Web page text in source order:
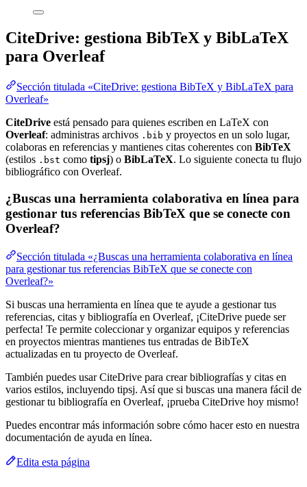
CiteDrive: gestiona BibTeX y BibLaTeX
para Overleaf
Sección titulada «CiteDrive: gestiona BibTeX y BibLaTeX para
Overleaf»
CiteDrive está pensado para quienes escriben en LaTeX con
Overleaf: administras archivos .bib y proyectos en un solo lugar,
colaboras en referencias y mantienes citas coherentes con BibTeX
(estilos .bst como tipsj) o BibLaTeX. Lo siguiente conecta tu flujo
bibliográfico con Overleaf.
¿Buscas una herramienta colaborativa en línea para
gestionar tus referencias BibTeX que se conecte con
Overleaf?
Sección titulada «¿Buscas una herramienta colaborativa en línea
para gestionar tus referencias BibTeX que se conecte con
Overleaf?»
Si buscas una herramienta en línea que te ayude a gestionar tus
referencias, citas y bibliografía en Overleaf, ¡CiteDrive puede ser
perfecta! Te permite coleccionar y organizar equipos y referencias
en proyectos mientras mantienes tus entradas de BibTeX
actualizadas en tu proyecto de Overleaf.
También puedes usar CiteDrive para crear bibliografías y citas en
varios estilos, incluyendo tipsj. Así que si buscas una manera fácil de
gestionar tu bibliografía en Overleaf, ¡prueba CiteDrive hoy mismo!
Puedes encontrar más información sobre cómo hacer esto en nuestra
documentación de ayuda en línea.
Edita esta página